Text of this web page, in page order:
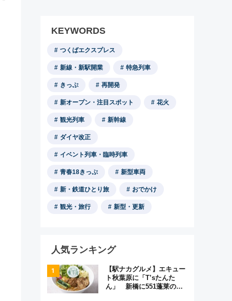
KEYWORDS
つくばエクスプレス
新線・新駅開業 特急列車
きっぷ 再開発
新オープン・注目スポット 花火
観光列車 新幹線
ダイヤ改正
イベント列車・臨時列車
青春18きっぷ 新型車両
新・鉄道ひとり旅 おでかけ
観光・旅行 新型・更新
人気ランキング
【駅ナカグルメ】エキュー
ト秋葉原に「T’sたんた
ん」 新橋に551蓬莱の